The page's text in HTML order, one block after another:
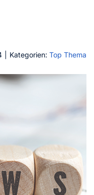
Kategorien: Top Thema